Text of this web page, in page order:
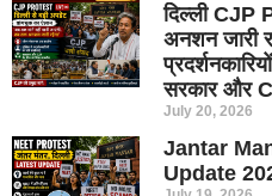
दिल्ली CJP
अनशन जारी
सरकार और
July 20, 2026
Jantar
Update